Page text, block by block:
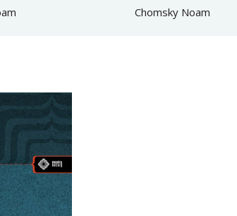
Chomsky Noam